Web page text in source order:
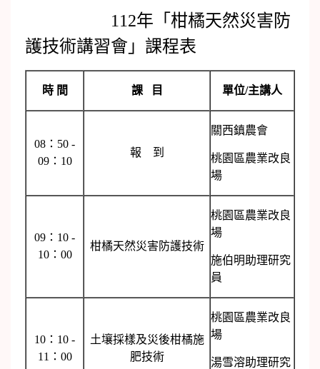
112年「柑橘天然災害防
護技術講習會」課程表
時 間 課 目 單位/主講人
08：50 -
09：10
報 到
關西鎮農會
桃園區農業改良
場
09：10 -
10：00
柑橘天然災害防護技術
桃園區農業改良
場
施伯明助理研究
員
10：10 -
11：00
土壤採樣及災後柑橘施
肥技術
桃園區農業改良
場
湯雪溶助理研究